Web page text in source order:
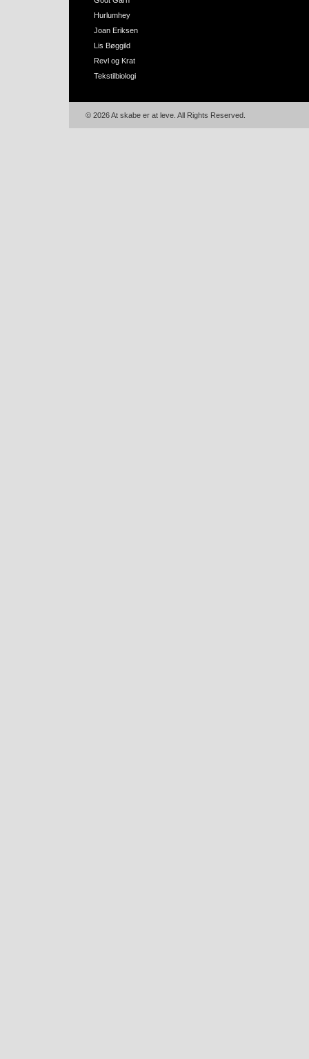
Hurlumhey
Joan Eriksen
Lis Bøggild
Revl og Krat
Tekstilbiologi
© 2026 At skabe er at leve. All Rights Reserved.